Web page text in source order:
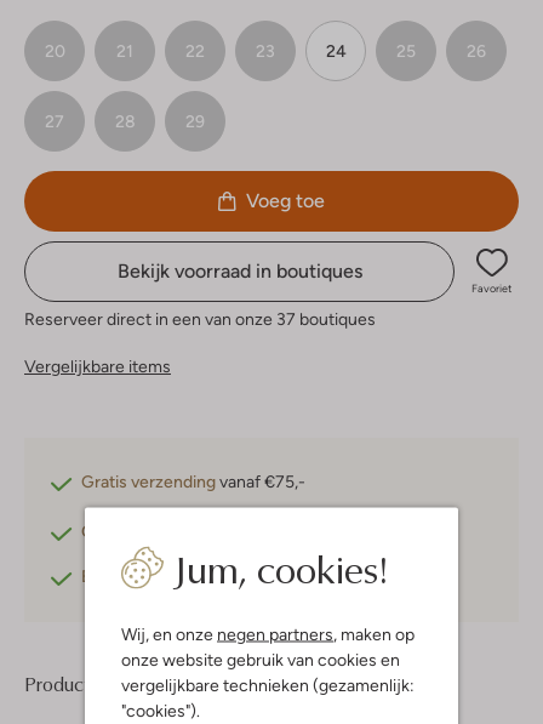
Jum, cookies!
Wij, en onze negen partners , maken op
onze website gebruik van cookies en
vergelijkbare technieken (gezamenlijk:
"cookies").
20 21 22 23 24 25 26
27 28 29
Voeg toe
Bekijk voorraad in boutiques
Favoriet
Reserveer direct in een van onze 37 boutiques
Vergelijkbare items
Gratis verzendingvanaf €75,-
Gratis retourneren
Betaal achterafmet Klarna
Product informatie